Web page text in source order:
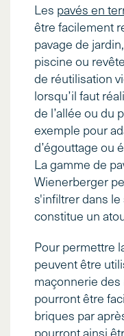
Les pavés en
être facilement
pavage de
piscine ou
de réutilisation
lorsqu’il faut
de l’allée ou du
exemple pour
d’égouttage ou
La gamme de
Wienerberger
s'infiltrer dans
constitue un
Pour permettre
peuvent être
maçonnerie des
pourront être
briques par
pourront ainsi